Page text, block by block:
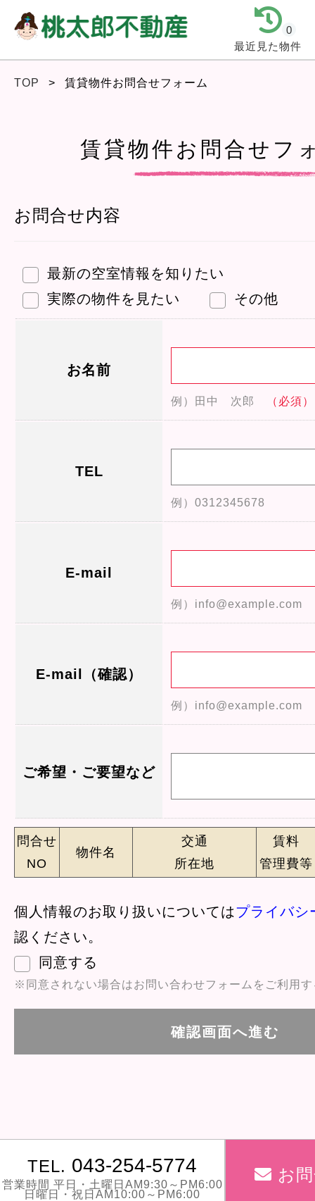
最近見た物件
0
TOP > 賃貸物件お問合せフォーム
賃貸物件お問合せフ
お問合せ内容
最新の空室情報を知りたい
実際の物件を見たい
その他
お名前
例）田中 次郎 （必須）
TEL
例）0312345678
E-mail
例）info@example.com
E-mail（確認）
例）info@example.com
ご希望・ご要望など
問合せ
NO
物件名
交通
所在地
賃料
管理費等
個人情報のお取り扱いについてはプライバシ
認ください。
同意する
※同意されない場合はお問い合わせフォームをご利用
TEL. 043-254-5774
営業時間 平日・土曜日AM9:30～PM6:00
日曜日・祝日AM10:00～PM6:00
お